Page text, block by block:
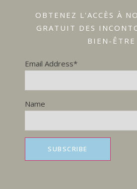
OBTENEZ L'ACCÈS À
GRATUIT DES
BIEN-ÊTRE
Email Address*
Name